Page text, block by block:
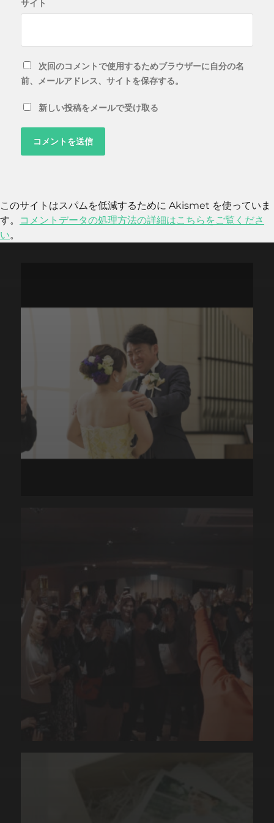
サイト
次回のコメントで使用するためブラウザーに自分の名
前、メールアドレス、サイトを保存する。
新しい投稿をメールで受け取る
このサイトはスパムを低減するために Akismet を使っていま
す。
コメントデータの処理方法の詳細はこちらをご覧くださ
い。